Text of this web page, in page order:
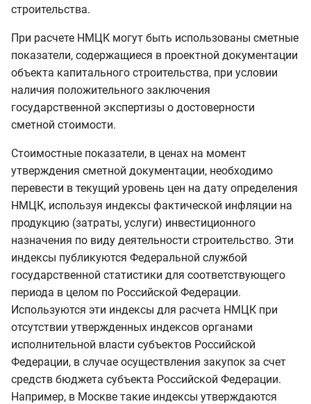
о
и
с
к
а
Ручное изменение
Вкладка Технического
заказчика
Вкладка Проектно-
Изыскательские
Справочник индексов
фактической и
прогнозной инфляции,
используемый для
расчета НМЦК
Экспорт в Excel
строительства.
При расчете НМЦК могут быть использованы сметные
показатели, содержащиеся в проектной документации
объекта капитального строительства, при условии
наличия положительного заключения
государственной экспертизы о достоверности
сметной стоимости.
Стоимостные показатели, в ценах на момент
утверждения сметной документации, необходимо
перевести в текущий уровень цен на дату определения
НМЦК, используя индексы фактической инфляции на
продукцию (затраты, услуги) инвестиционного
назначения по виду деятельности строительство. Эти
индексы публикуются Федеральной службой
государственной статистики для соответствующего
периода в целом по Российской Федерации.
Используются эти индексы для расчета НМЦК при
отсутствии утвержденных индексов органами
исполнительной власти субъектов Российской
Федерации, в случае осуществления закупок за счет
средств бюджета субъекта Российской Федерации.
Например, в Москве такие индексы утверждаются